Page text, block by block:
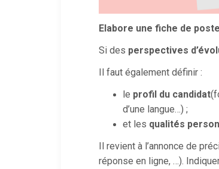
Elabore une fiche de poste
Si des perspectives
Il faut également définir :
le profil du candidat
d’une langue…) ;
et les qualités
Il revient à l’annonce de
réponse en ligne, …).